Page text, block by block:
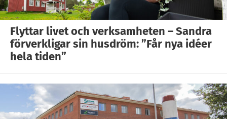
Flyttar livet och verksamheten – Sandra
förverkligar sin husdröm: ”Får nya idéer
hela tiden”